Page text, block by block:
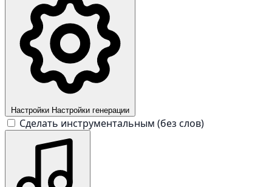
Настройки Настройки генерации
Сделать инструментальным (без слов)